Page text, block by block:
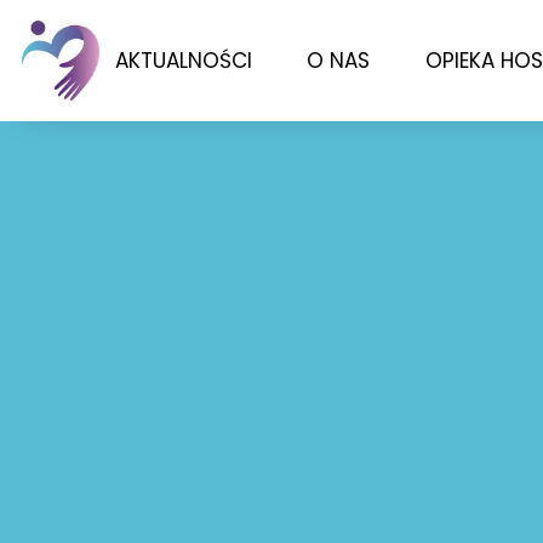
AKTUALNOŚCI O NAS OPIEKA